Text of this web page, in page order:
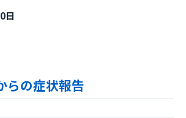
日
らの症状報告